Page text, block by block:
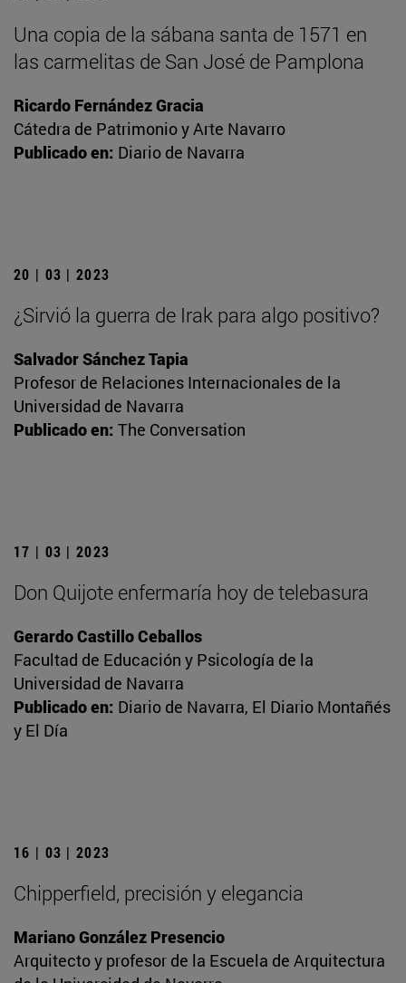
Una copia de la sábana santa de 1571 en
las carmelitas de San José de Pamplona
Ricardo Fernández Gracia
Cátedra de Patrimonio y Arte Navarro
Publicado en: Diario de Navarra
20 | 03 | 2023
¿Sirvió la guerra de Irak para algo positivo?
Salvador Sánchez Tapia
Profesor de Relaciones Internacionales de la
Universidad de Navarra
Publicado en: The Conversation
17 | 03 | 2023
Don Quijote enfermaría hoy de telebasura
Gerardo Castillo Ceballos
Facultad de Educación y Psicología de la
Universidad de Navarra
Publicado en: Diario de Navarra, El Diario Montañés
y El Día
16 | 03 | 2023
Chipperfield, precisión y elegancia
Mariano González Presencio
Arquitecto y profesor de la Escuela de Arquitectura